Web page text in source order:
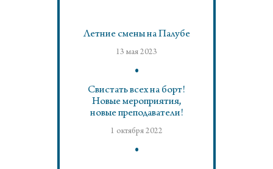
Летние смены на Палубе
13 мая 2023
Свистать всех на борт!
Новые мероприятия,
новые преподаватели!
1 октября 2022